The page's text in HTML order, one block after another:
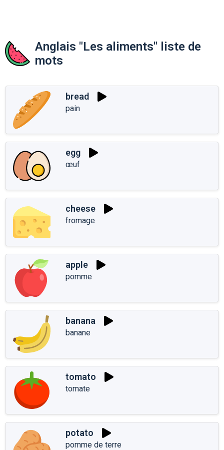
Anglais "Les aliments" liste de
mots
bread
pain
egg
œuf
cheese
fromage
apple
pomme
banana
banane
tomato
tomate
potato
pomme de terre